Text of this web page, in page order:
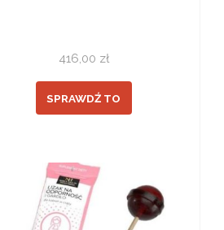
416,00 zł
SPRAWDŹ TO